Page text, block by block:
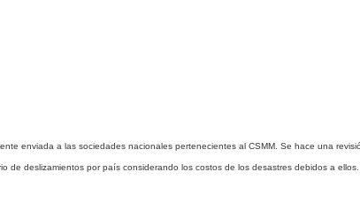
enviada a las sociedades nacionales pertenecientes al CSMM. Se hace una
de deslizamientos por país considerando los costos de los desastres debidos a ellos.